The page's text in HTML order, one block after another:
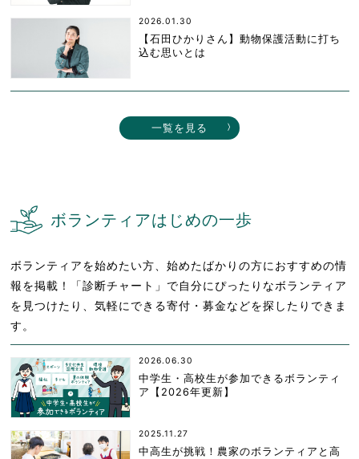
2026.01.30
【石田ひかりさん】動物保護活動に打ち
込む思いとは
一覧を見る
ボランティアはじめの一歩
ボランティアを始めたい方、始めたばかりの方におすすめの情
報を掲載！「診断チャート」で自分にぴったりなボランティア
を見つけたり、気軽にできる寄付・募金などを探したりできま
す。
2026.06.30
中学生・高校生が参加できるボランティ
ア【2026年更新】
2025.11.27
中高生が挑戦！農家のボランティアと高